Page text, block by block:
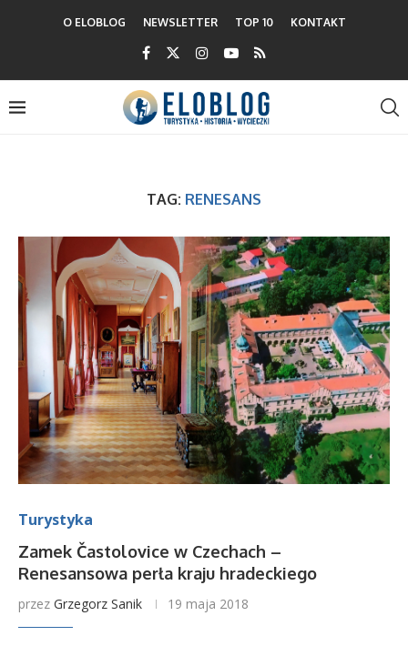
O ELOBLOG NEWSLETTER TOP 10 KONTAKT
TAG: RENESANS
Turystyka
Zamek Častolovice w Czechach –
Renesansowa perła kraju hradeckiego
przez Grzegorz Sanik 19 maja 2018